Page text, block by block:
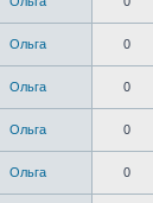
Ольга 0
Ольга 0
Ольга 0
Ольга 0